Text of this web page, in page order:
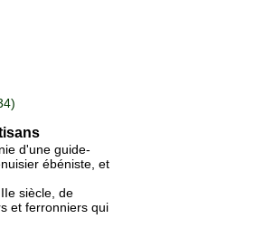
d'une guide-
ébéniste, et
siècle, de
et ferronniers qui